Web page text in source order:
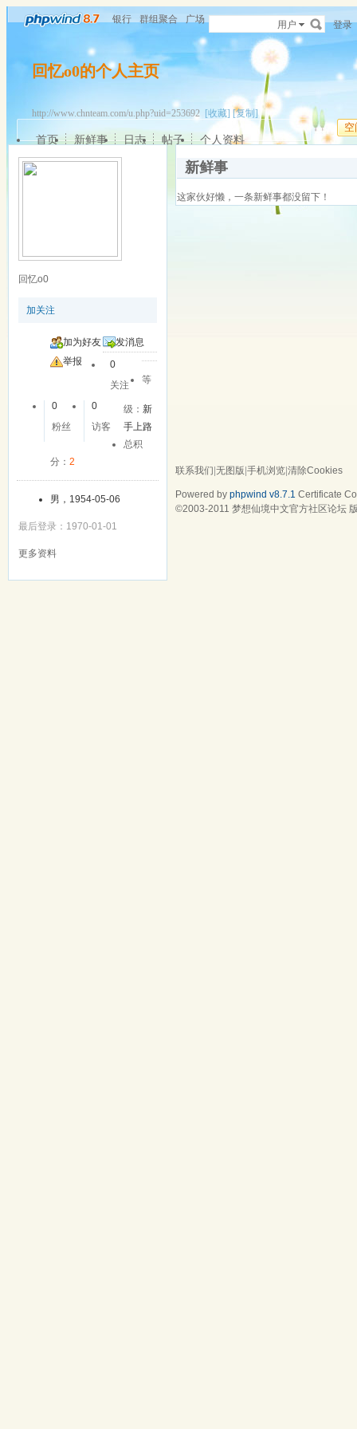
银行 群组聚合 广场 用户 登录
回忆o0的个人主页
http://www.chnteam.com/u.php?uid=253692 [收藏] [复制]
空
首页 新鲜事 日志 帖子 个人资料
回忆o0
加关注
加为好友
发消息
举报
0
关注
0
粉丝
0
访客
等
级：新
手上路
总积
分： 2
男，1954-05-06
最后登录：1970-01-01
更多资料
新鲜事
这家伙好懒，一条新鲜事都没留下！
联系我们 无图版 手机浏览 清除Cookies
Powered by phpwind v8.7.1 Certificate
©2003-2011 梦想仙境中文官方社区论坛